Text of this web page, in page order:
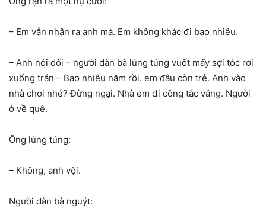
– Em vẫn nhận ra anh mà. Em không khác đi bao nhiêu.
– Anh nói dối – người đàn bà lúng túng vuốt mấy sợi tóc rơi
xuống trán – Bao nhiêu năm rồi. em đâu còn trẻ. Anh vào
nhà chơi nhé? Đừng ngại. Nhà em đi công tác vắng. Người
ở về quê.
Ông lúng túng:
– Không, anh vội.
Người đàn bà nguýt: